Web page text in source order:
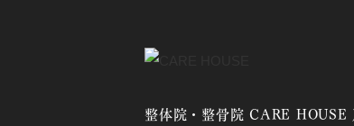
整体院・整骨院 CARE HOUSE